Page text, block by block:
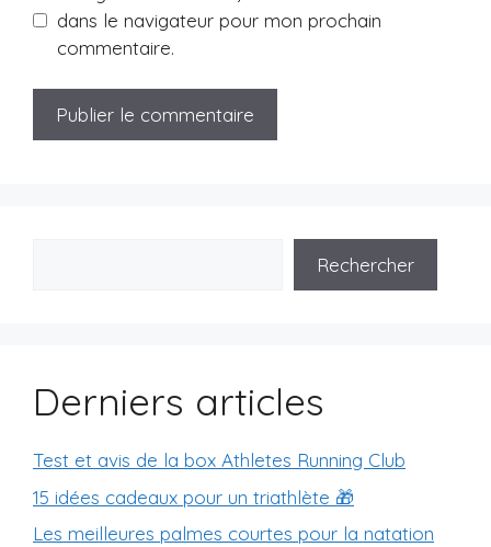
dans le navigateur pour mon prochain
commentaire.
Rechercher
Derniers articles
Test et avis de la box Athletes Running Club
15 idées cadeaux pour un triathlète 🎁
Les meilleures palmes courtes pour la natation